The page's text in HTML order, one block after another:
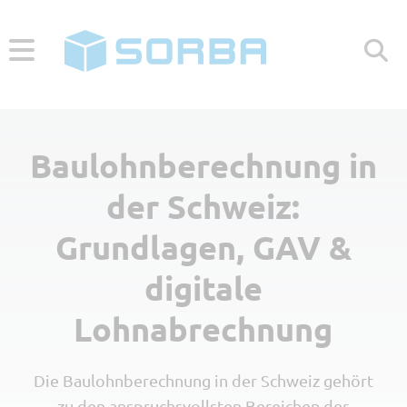
Für wen
Kleine Unternehmen <10 👷
Mittlere Unternehmen 10-50 👷
Grosse Unternehmen >50 👷
Neugründer
Studenten
Bauhauptgewerbe
Maler & Gipser
Software
Gesamtlösung
Basisprogramme
Unternehmen
Baulohnberechnung in
der Schweiz:
Grundlagen, GAV &
digitale
Lohnabrechnung
Die Baulohnberechnung in der Schweiz gehört